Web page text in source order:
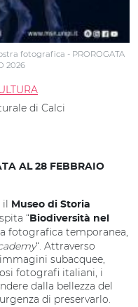
fotografica - PROROGATA
2026
di Calci
AL 28 FEBBRAIO
il
Museo di Storia
“ Biodiversità nel
fotografica temporanea,
“. Attraverso
subacquee,
fotografi italiani, i
dalla bellezza del
di preservarlo.